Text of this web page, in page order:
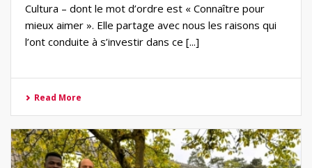
Cultura – dont le mot d’ordre est « Connaître pour
mieux aimer ». Elle partage avec nous les raisons qui
l’ont conduite à s’investir dans ce [...]
Read More